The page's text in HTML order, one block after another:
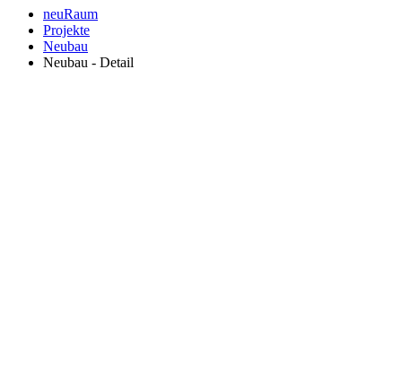
neuRaum
Projekte
Neubau
Neubau - Detail